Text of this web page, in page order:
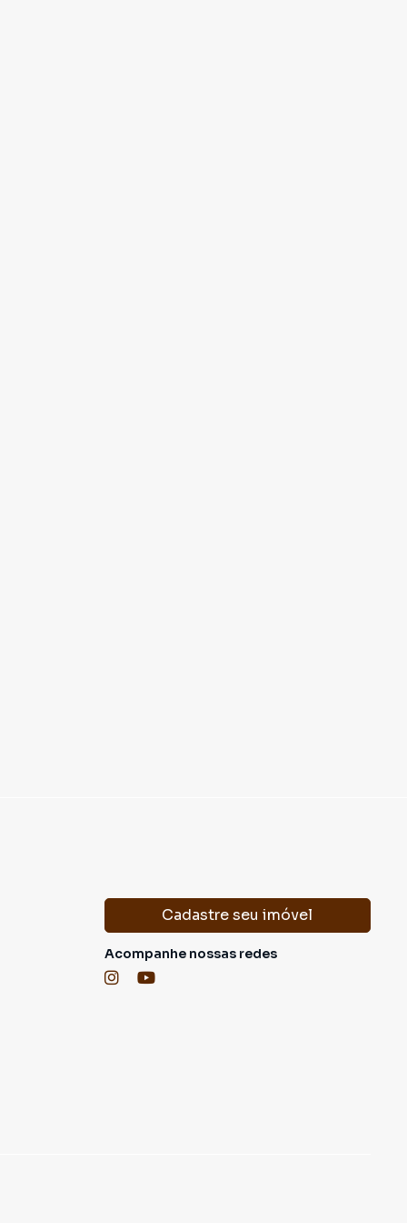
Cadastre seu imóvel
Acompanhe nossas redes